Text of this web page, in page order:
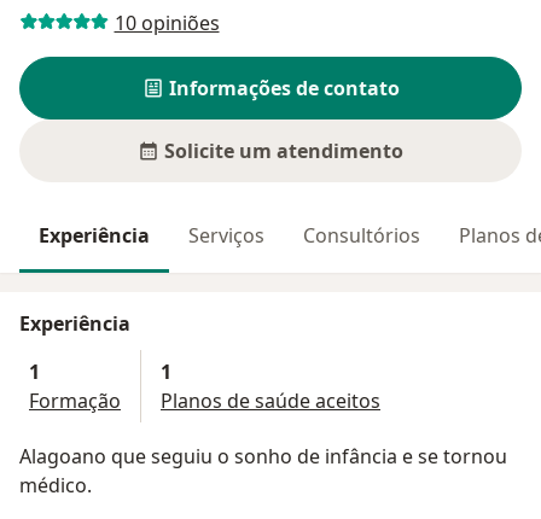
10 opiniões
Informações de contato
Solicite um atendimento
Experiência Serviços Consultórios Planos
Experiência
1
Formação
1
Planos de saúde aceitos
Alagoano que seguiu o sonho de infância e se tornou
médico.